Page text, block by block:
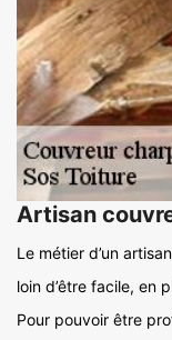
Artisan
Le métier d’un
loin d’être facile, en
Pour pouvoir être